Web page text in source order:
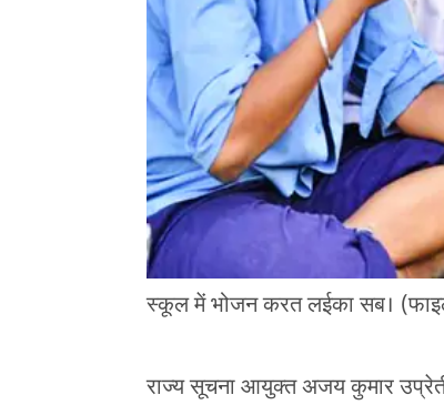
स्कूल में भोजन करत लईका सब।
राज्य सूचना आयुक्त अजय कुमार